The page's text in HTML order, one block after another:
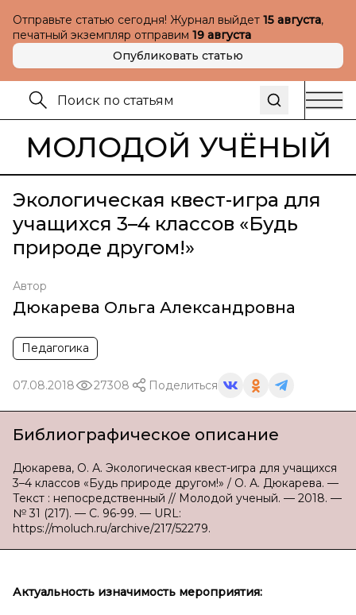
Отправьте статью сегодня! Журнал выйдет 15 августа,
печатный экземпляр отправим 19 августа
Опубликовать статью
МОЛОДОЙ УЧЁНЫЙ
Экологическая квест-игра для
учащихся 3–4 классов «Будь
природе другом!»
Автор
Дюкарева Ольга Александровна
Педагогика
07.08.2018 27308 Поделиться
Библиографическое описание
Дюкарева, О. А. Экологическая квест-игра для учащихся
3–4 классов «Будь природе другом!» / О. А. Дюкарева. —
Текст : непосредственный // Молодой ученый. — 2018. —
№ 31 (217). — С. 96-99. — URL:
https://moluch.ru/archive/217/52279.
Актуальность изначимость мероприятия: